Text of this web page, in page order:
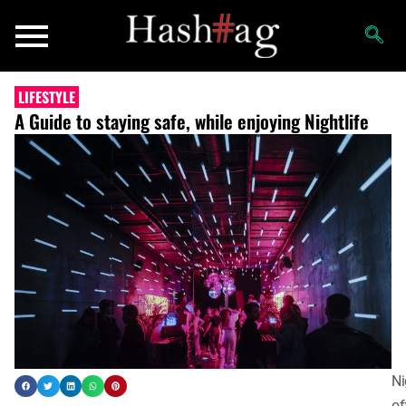
LIFESTYLE
A Guide to staying safe, while enjoying Nightlife